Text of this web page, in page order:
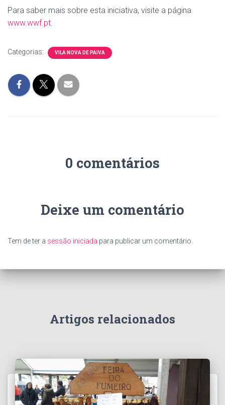
Para saber mais sobre esta iniciativa, visite a página
www.wwf.pt.
Categorias: VILA NOVA DE PAIVA
0 comentários
Deixe um comentário
Tem de ter a sessão iniciada para publicar um comentário.
Artigos relacionados